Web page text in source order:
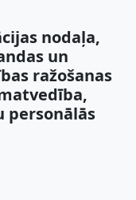
nodaļa,
un
ražošanas
personālās